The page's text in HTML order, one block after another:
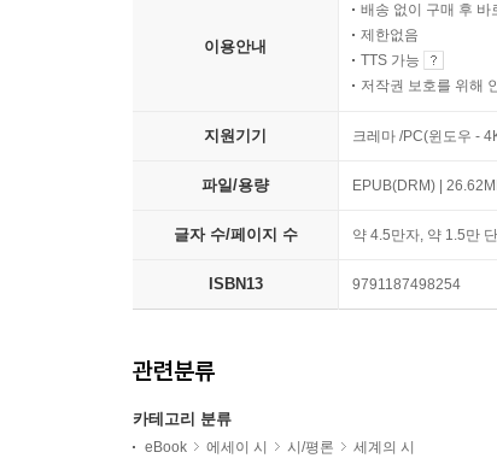
이용안내
배송 없이 구매 후 바
제한없음
TTS 가능
저작권 보호를 위해
지원기기 크레마 /PC(윈도우 -
파일/용량 EPUB(DRM) |
글자 수/페이지 수 약 4.5만자, 약 1.5만
ISBN13 9791187498254
관련분류
카테고리 분류
eBook 에세이 시 시/평론 세계의 시